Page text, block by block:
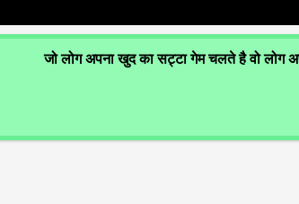
जो लोग अपना खुद का सट्टा गेम चलते है वो लोग